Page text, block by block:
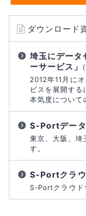
ダウンロード
埼玉にデー
ーサービス」
2012年11月に
ビスを展開す
本気度について
S-Portデー
東京、大阪、埼
す。
S-Portクラウ
S-Portクラウド